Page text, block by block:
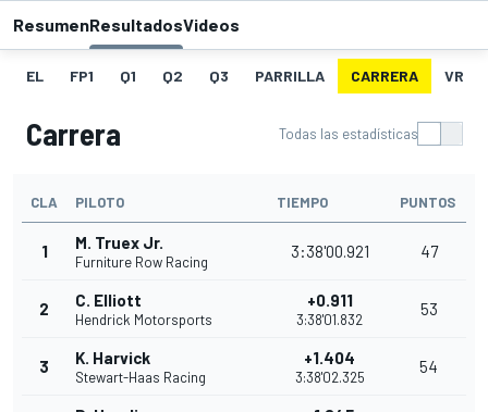
ResumenResultadosVideos
EL FP1 Q1 Q2 Q3 PARRILLA CARRERA VR
Carrera Todas las estadísticas
CLA PILOTO TIEMPO PUNTOS
1 M. Truex Jr.
Furniture Row Racing
3:38'00.921 47
2 C. Elliott
Hendrick Motorsports
+0.911
3:38'01.832
53
3 K. Harvick
Stewart-Haas Racing
+1.404
3:38'02.325
54